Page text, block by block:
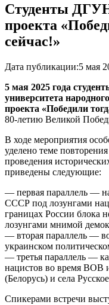
Студенты
проекта
сейчас!»
Дата публикации:5 мая
5 мая 2025 года
университета
проекта «Победили
80-летию Великой
В ходе мероприятия
уделено теме
проведения
приведены следующие:
— первая параллель —
СССР под лозунгами
границах России блока
лозунгами мнимой
— вторая параллель —
украинском
— третья параллель —
нацистов во время ВОВ
(Белорусь) и села
Спикерами встречи